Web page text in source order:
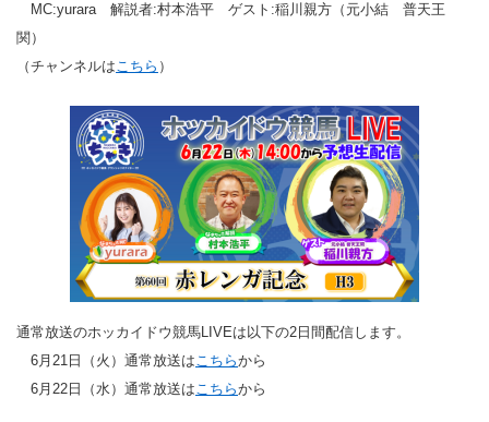
MC:yurara 解説者:村本浩平 ゲスト:稲川親方（元小結 普天王
関）
（チャンネルはこちら ）
通常放送のホッカイドウ競馬LIVEは以下の2日間配信します。
6月21日（火）通常放送はこちらから
6月22日（水）通常放送はこちらから